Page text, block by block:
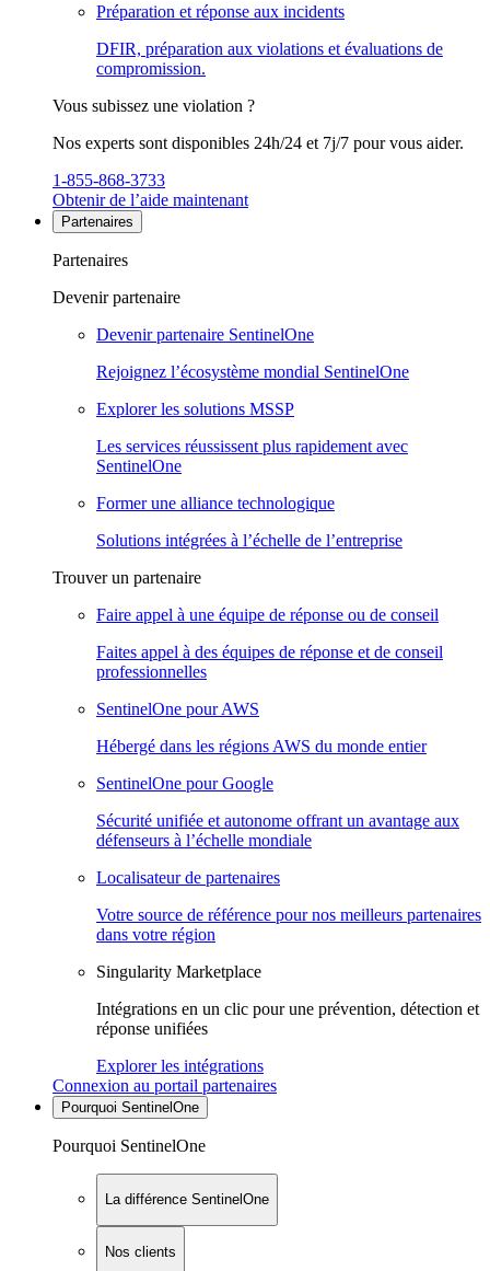
Préparation et réponse aux incidents
DFIR, préparation aux violations et évaluations de
compromission.
Vous subissez une violation ?
Nos experts sont disponibles 24h/24 et 7j/7 pour vous aider.
1-855-868-3733
Obtenir de l’aide maintenant
Partenaires
Partenaires
Devenir partenaire
Devenir partenaire SentinelOne
Rejoignez l’écosystème mondial SentinelOne
Explorer les solutions MSSP
Les services réussissent plus rapidement avec
SentinelOne
Former une alliance technologique
Solutions intégrées à l’échelle de l’entreprise
Trouver un partenaire
Faire appel à une équipe de réponse ou de conseil
Faites appel à des équipes de réponse et de conseil
professionnelles
SentinelOne pour AWS
Hébergé dans les régions AWS du monde entier
SentinelOne pour Google
Sécurité unifiée et autonome offrant un avantage aux
défenseurs à l’échelle mondiale
Localisateur de partenaires
Votre source de référence pour nos meilleurs partenaires
dans votre région
Singularity Marketplace
Intégrations en un clic pour une prévention, détection et
réponse unifiées
Explorer les intégrations
Connexion au portail partenaires
Pourquoi SentinelOne
Pourquoi SentinelOne
La différence SentinelOne
Nos clients